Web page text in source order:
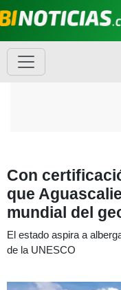
Con
que
mundial del
El estado aspira a
de la UNESCO